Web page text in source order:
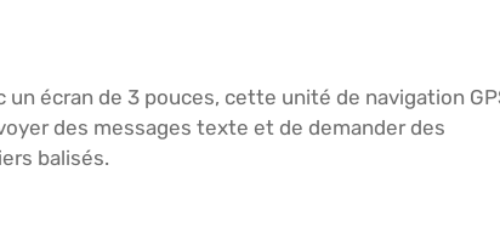
écran de 3 pouces, cette unité de navigation
des messages texte et de demander des
balisés.